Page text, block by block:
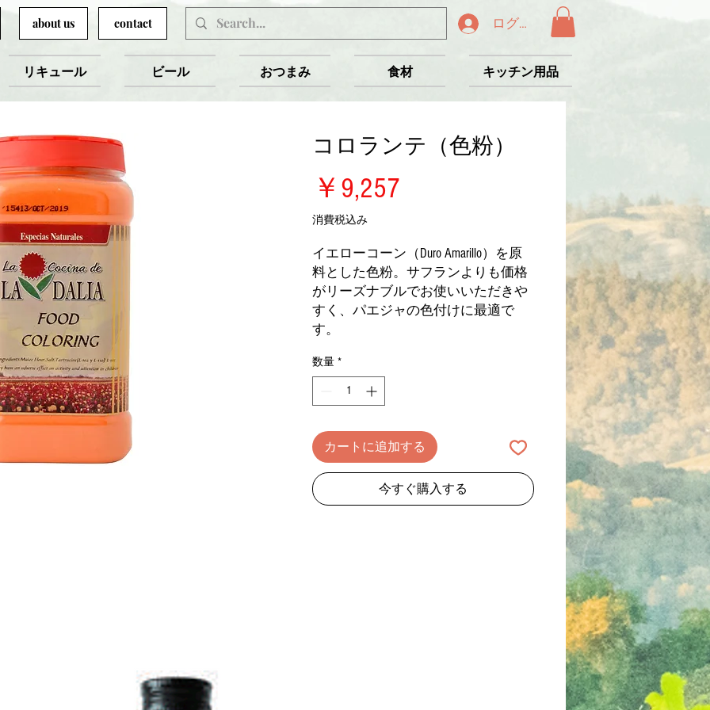
about us contact ログイン
リキュール ビール おつまみ 食材 キッチン用品
コロランテ（色粉）
￥9,257
消費税込み
イエローコーン（Duro Amarillo）を原
料とした色粉。サフランよりも価格
がリーズナブルでお使いいただきや
すく、パエジャの色付けに最適で
す。
数量 *
カートに追加する
今すぐ購入する